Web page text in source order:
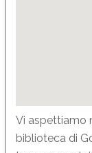
Vi aspettiamo
biblioteca di